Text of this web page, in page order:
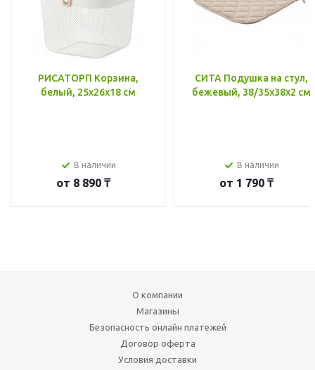
РИСАТОРП Корзина,
белый, 25x26x18 см
В наличии
от 8 890 ₸
СИТА Подушка на стул,
бежевый, 38/35x38x2 см
В наличии
от 1 790 ₸
О компании
Магазины
Безопасность онлайн платежей
Договор оферта
Условия доставки